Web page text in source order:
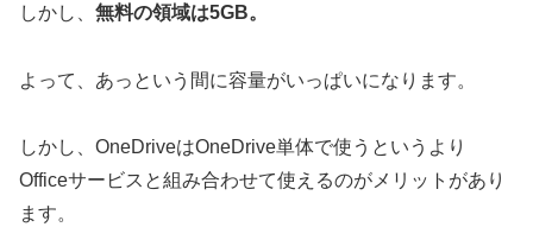
しかし、 無料の領域は5GB。
よって、あっという間に容量がいっぱいになります。
しかし、OneDriveはOneDrive単体で使うというより
Officeサービスと組み合わせて使えるのがメリットがあり
ます。